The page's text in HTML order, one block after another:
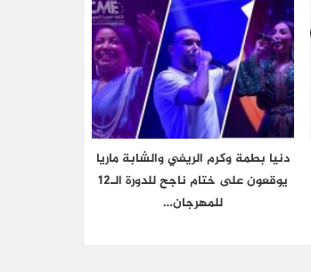
دنيا بطمة وكرم الريفي والشابة ماريا
يوقعون على ختام ناجح للدورة الـ12
للمهرجان…